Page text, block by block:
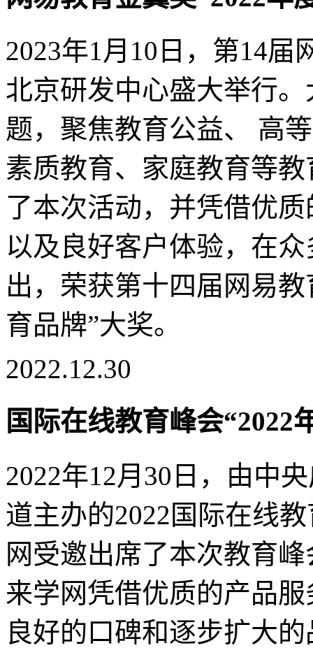
2023年1月10日，第14
北京研发中心盛大举行
题，聚焦教育公益、 高
素质教育、家庭教育等
了本次活动，并凭借优
以及良好客户体验，在
出，荣获第十四届网易
育品牌”大奖。
2022.12.30
国际在线教育峰会“2022
2022年12月30日，由中
道主办的2022国际在线
网受邀出席了本次教育
来学网凭借优质的产品
良好的口碑和逐步扩大